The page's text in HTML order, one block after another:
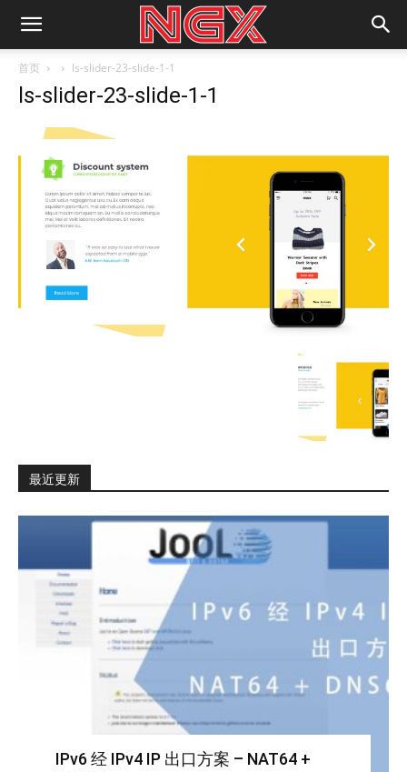
首页 ls-slider-23-slide-1-1
ls-slider-23-slide-1-1
最近更新
IPv6 经 IPv4 IP 出口方案 – NAT64 +